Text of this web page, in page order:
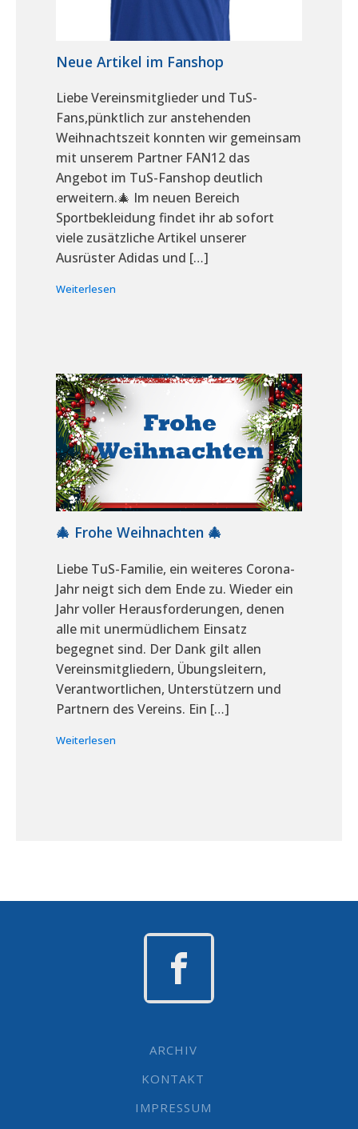
Neue Artikel im Fanshop
Liebe Vereinsmitglieder und TuS-
Fans,pünktlich zur anstehenden
Weihnachtszeit konnten wir gemeinsam
mit unserem Partner FAN12 das
Angebot im TuS-Fanshop deutlich
erweitern.🎄 Im neuen Bereich
Sportbekleidung findet ihr ab sofort
viele zusätzliche Artikel unserer
Ausrüster Adidas und […]
Weiterlesen
🎄 Frohe Weihnachten 🎄
Liebe TuS-Familie, ein weiteres Corona-
Jahr neigt sich dem Ende zu. Wieder ein
Jahr voller Herausforderungen, denen
alle mit unermüdlichem Einsatz
begegnet sind. Der Dank gilt allen
Vereinsmitgliedern, Übungsleitern,
Verantwortlichen, Unterstützern und
Partnern des Vereins. Ein […]
Weiterlesen
ARCHIV
KONTAKT
IMPRESSUM